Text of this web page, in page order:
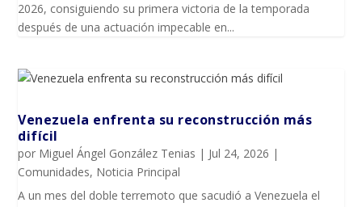
2026, consiguiendo su primera victoria de la temporada
después de una actuación impecable en...
Venezuela enfrenta su reconstrucción más
difícil
por Miguel Ángel González Tenias | Jul 24, 2026 |
Comunidades, Noticia Principal
A un mes del doble terremoto que sacudió a Venezuela el